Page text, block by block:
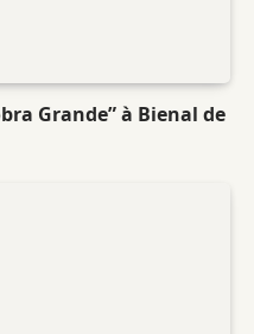
Grande” à Bienal de